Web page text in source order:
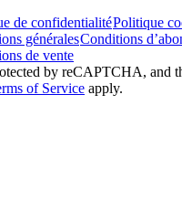
de confidentialitéPolitique
généralesConditions
de vente
by reCAPTCHA, and
of Service apply.